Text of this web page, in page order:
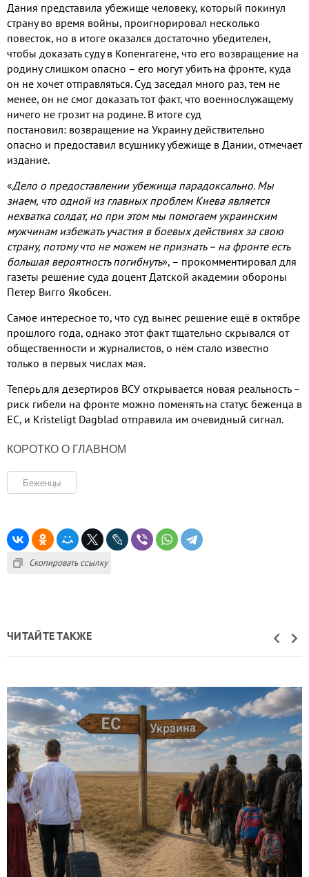
Дания представила убежище человеку, который покинул
страну во время войны, проигнорировал несколько
повесток, но в итоге оказался достаточно убедителен,
чтобы доказать суду в Копенгагене, что его возвращение на
родину слишком опасно – его могут убить на фронте, куда
он не хочет отправляться. Суд заседал много раз, тем не
менее, он не смог доказать тот факт, что военнослужащему
ничего не грозит на родине. В итоге суд
постановил: возвращение на Украину действительно
опасно и предоставил всушнику убежище в Дании, отмечает
издание.
«Дело о предоставлении убежища парадоксально. Мы
знаем, что одной из главных проблем Киева является
нехватка солдат, но при этом мы помогаем украинским
мужчинам избежать участия в боевых действиях за свою
страну, потому что не можем не признать – на фронте есть
большая вероятность погибнуть», – прокомментировал для
газеты решение суда доцент Датской академии обороны
Петер Вигго Якобсен.
Самое интересное то, что суд вынес решение ещё в октябре
прошлого года, однако этот факт тщательно скрывался от
общественности и журналистов, о нём стало известно
только в первых числах мая.
Теперь для дезертиров ВСУ открывается новая реальность –
риск гибели на фронте можно поменять на статус беженца в
ЕС, и Kristeligt Dagblad отправила им очевидный сигнал.
КОРОТКО О ГЛАВНОМ
Беженцы
Скопировать ссылку
ЧИТАЙТЕ ТАКЖЕ